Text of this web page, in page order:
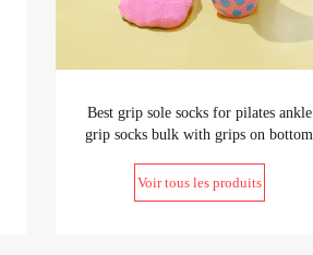
Best grip sole socks for pilates ankle
grip socks bulk with grips on bottom
Voir tous les produits